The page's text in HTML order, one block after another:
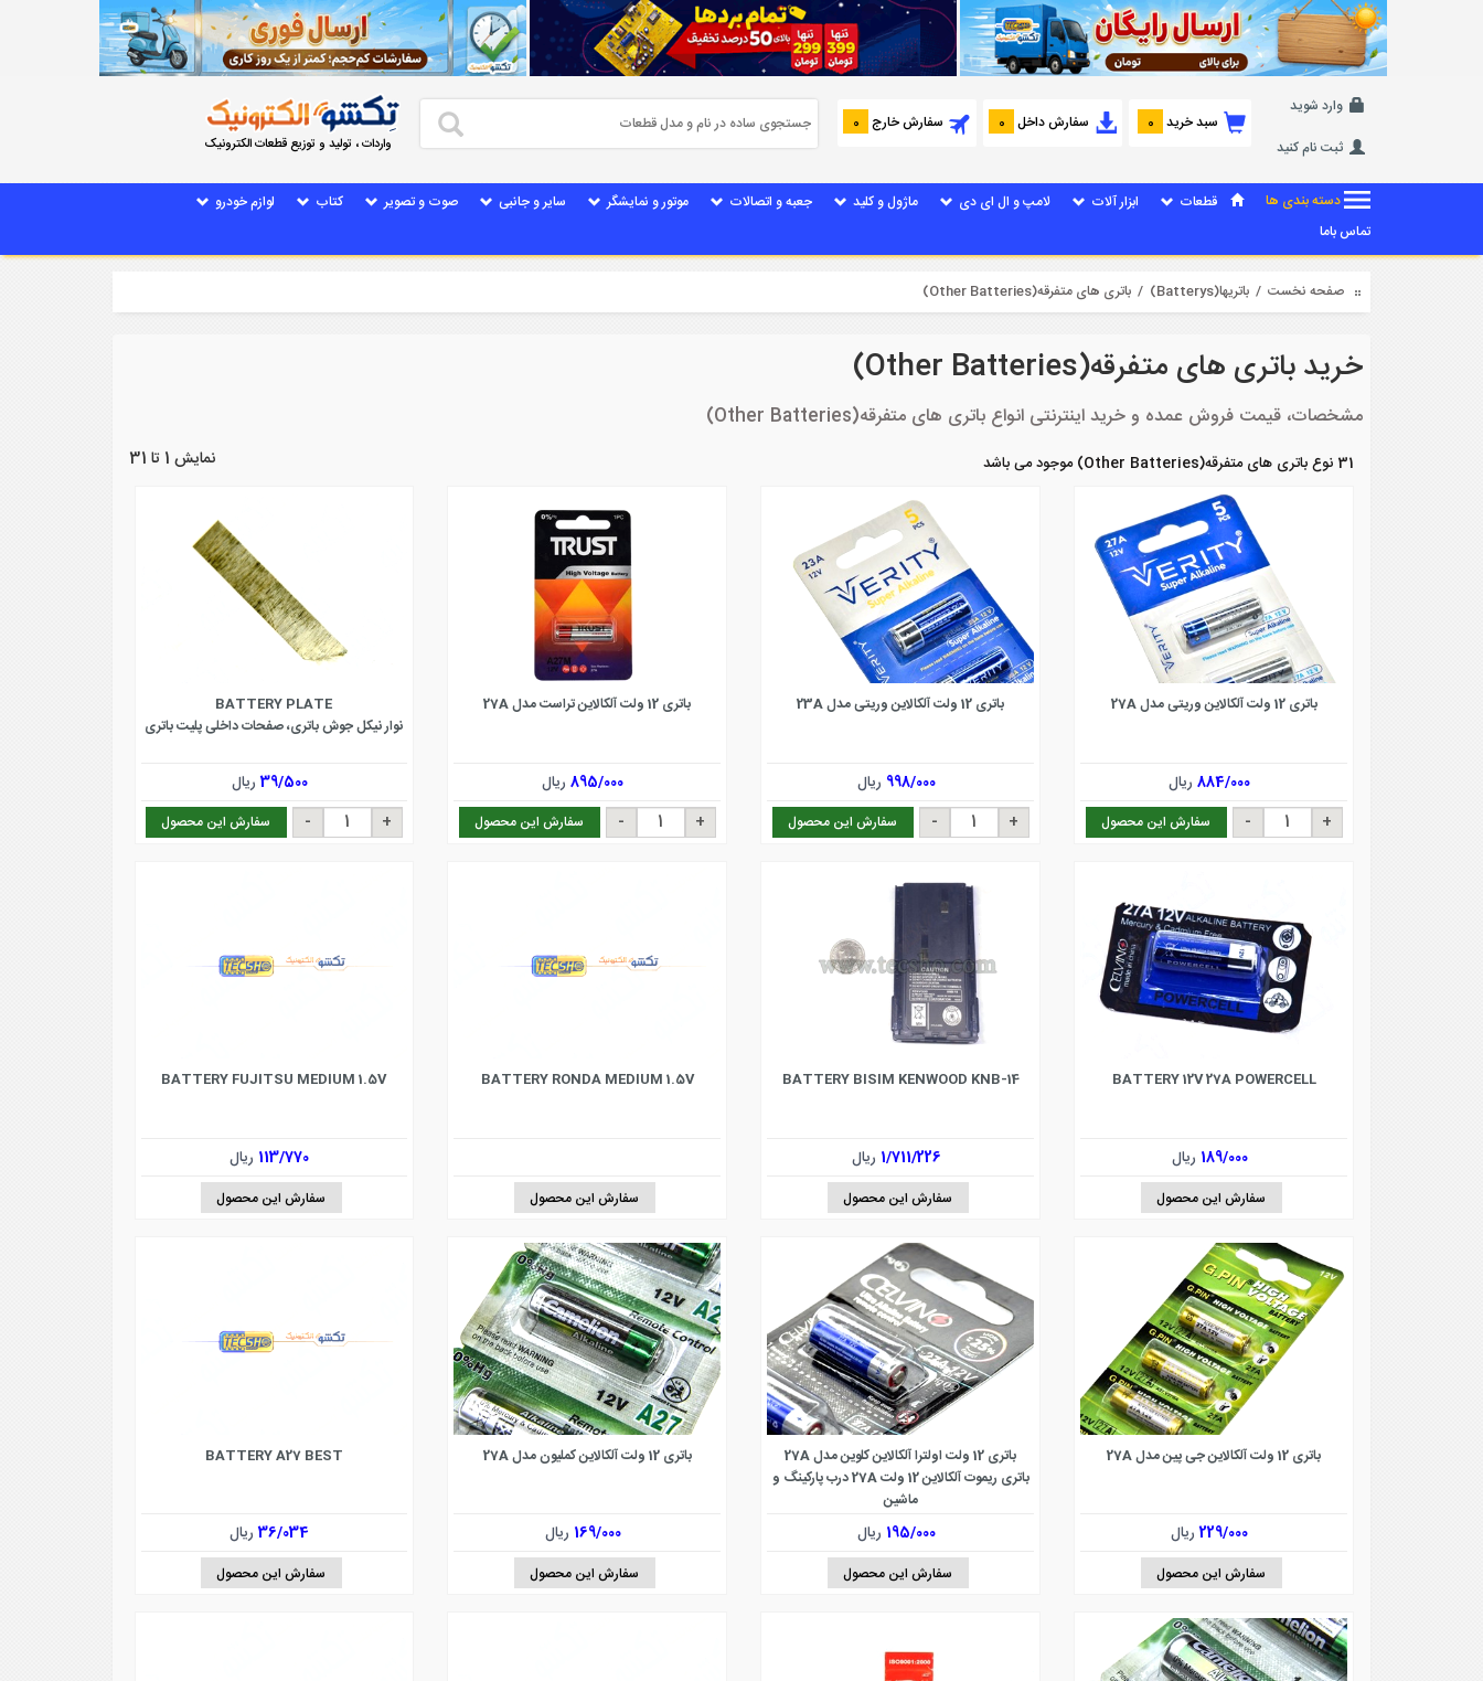
وارد شوید
ثبت نام کنید
سبد خرید 0 سفارش داخل 0 سفارش خارج 0
واردات ، تولید و توزیع قطعات الکترونیک
دسته بندی ها قطعات ابزار آلات لامپ و ال ای دی ماژول و کلید جعبه و اتصالات موتور و نمایشگر سایر و جانبی صوت و تصویر کتاب
لوازم خودرو
تماس باما
صفحه نخست / باتریها(Batterys) / باتری های متفرقه(Other Batteries)
خرید باتری های متفرقه(Other Batteries)
مشخصات، قیمت فروش عمده و خرید اینترنتی انواع باتری های متفرقه(Other Batteries)
31 نوع باتری های متفرقه(Other Batteries) موجود می باشد نمایش 1 تا 31
باتری 12 ولت آلکالاین وریتی مدل 27A
884/000ریال
سفارش این محصول
باتری 12 ولت آلکالاین وریتی مدل 23A
998/000 ریال
سفارش این محصول
باتری 12 ولت آلکالاین تراست مدل 27A
895/000ریال
سفارش این محصول
BATTERY PLATE
نوار نیکل جوش باتری، صفحات داخلی پلیت باتری
39/500ریال
سفارش این محصول
BATTERY 12V 27A POWERCELL
189/000 ریال
سفارش این محصول
BATTERY BISIM KENWOOD KNB-14
1/711/226 ریال
سفارش این محصول
BATTERY RONDA MEDIUM 1.5V
سفارش این محصول
BATTERY FUJITSU MEDIUM 1.5V
113/770 ریال
سفارش این محصول
باتری 12 ولت آلکالاین جی پین مدل 27A
229/000ریال
سفارش این محصول
باتری 12 ولت اولترا آلکالاین کلوین مدل 27A
باتری ریموت آلکالاین 12 ولت 27A درب پارکینگ و
ماشین
195/000 ریال
سفارش این محصول
باتری 12 ولت آلکالاین کملیون مدل 27A
169/000 ریال
سفارش این محصول
BATTERY A27 BEST
36/034ریال
سفارش این محصول